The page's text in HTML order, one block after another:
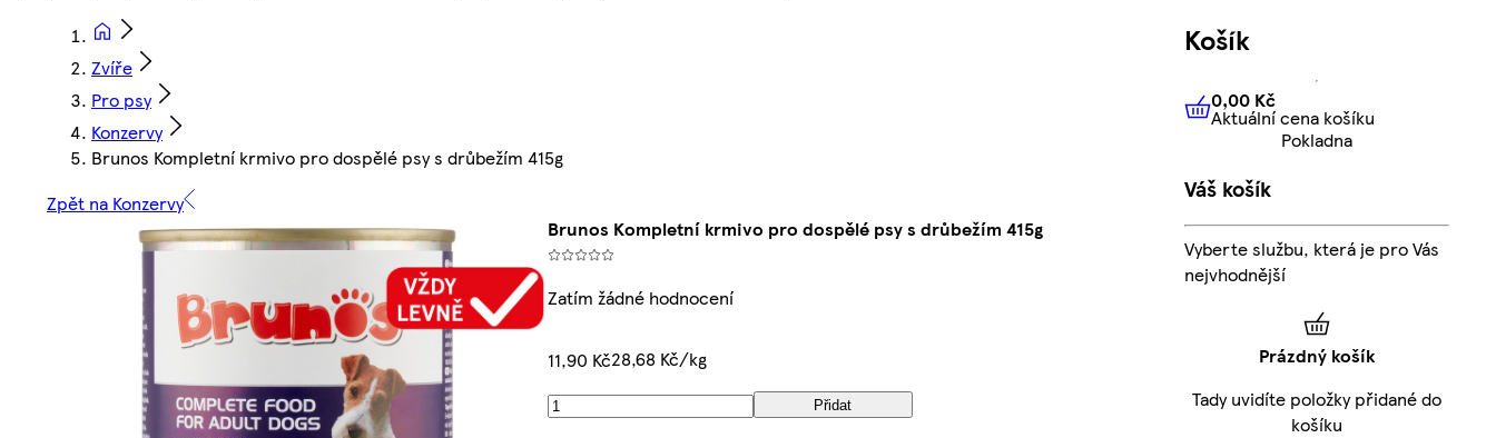
Zvíře
Pro psy
Konzervy
Brunos Kompletní krmivo pro dospělé psy s drůbežím 415g
Zpět na Konzervy
Brunos Kompletní krmivo pro dospělé psy s drůbežím 415g
Zatím žádné hodnocení
11,90 Kč28,68 Kč/kg
Přidat
Košík
0,00 KčAktuální cena košíku
0,00 Kč
Aktuální cena košíku
Pokladna
Váš košík
Vyberte službu, která je pro Vás
nejvhodnější
Prázdný košík
Tady uvidíte položky přidané do
košíku